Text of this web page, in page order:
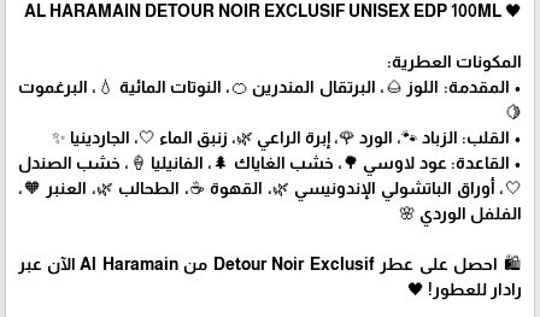
🖤 AL HARAMAIN DETOUR NOIR EXCLUSIF UNISEX EDP 100ML
المكونات العطرية:
• المقدمة: اللوز 🌰، البرتقال المندرين 🍊، النوتات المائية 💧، البرغموت
🍋
• القلب: الزباد 🐾، الورد 🌹، إبرة الراعي 🌿، زنبق الماء 🤍، الجاردينيا ✨
• القاعدة: عود لاوسي 🌳، خشب الغاياك 🌲، الفانيليا 🍦، خشب الصندل
🤍، أوراق الباتشولي الإندونيسي 🌿، القهوة ☕، الطحالب 🌿، العنبر 🧡،
الفلفل الوردي 🌸
🛍 احصل على عطر Detour Noir Exclusif من Al Haramain الآن عبر
رادار للعطور! 🖤